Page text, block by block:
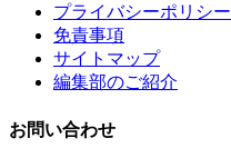
プライバシーポリシー
免責事項
サイトマップ
編集部のご紹介
お問い合わせ